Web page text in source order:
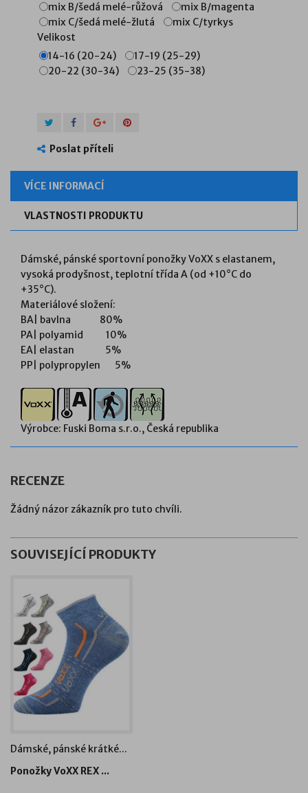
mix B/šedá melé-růžová
mix B/magenta
mix C/šedá melé-žlutá
mix C/tyrkys
Velikost
14-16 (20-24)
17-19 (25-29)
20-22 (30-34)
23-25 (35-38)
Poslat příteli
VÍCE INFORMACÍ
VLASTNOSTI PRODUKTU
Dámské, pánské sportovní ponožky VoXX s elastanem,
vysoká prodyšnost, teplotní třída A (od +10°C do
+35°C).
Materiálové složení:
BA| bavlna 80%
PA| polyamid 10%
EA| elastan 5%
PP| polypropylen 5%
Výrobce: Fuski Boma s.r.o., Česká republika
RECENZE
Žádný názor zákazník pro tuto chvíli.
SOUVISEJÍCÍ PRODUKTY
Dámské, pánské krátké...
Ponožky VoXX REX ...